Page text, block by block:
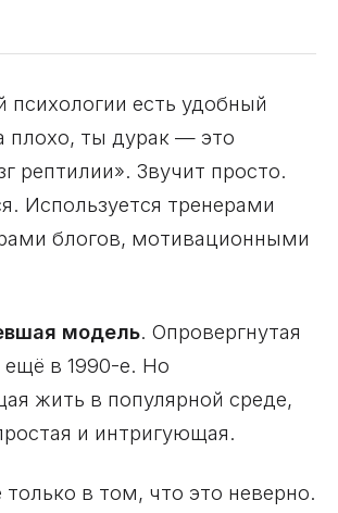
психологии есть удобный
плохо, ты дурак — это
рептилии». Звучит просто.
Используется тренерами
блогов, мотивационными
модель. Опровергнутая
ещё в 1990-е. Но
жить в популярной среде,
и интригующая.
в том, что это неверно.